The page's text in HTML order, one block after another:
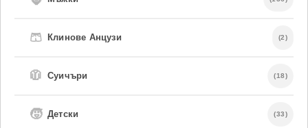
🩳 Клинове Анцузи (2)
🧥 Суичъри (18)
🧒 Детски (33)